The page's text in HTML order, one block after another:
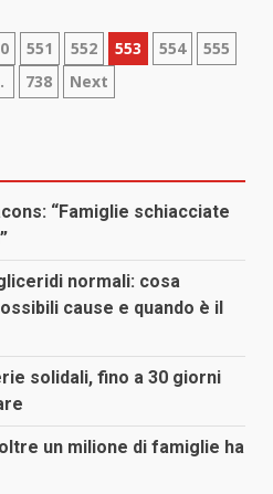
551 552 553 554
555
738 Next
“Famiglie schiacciate
normali: cosa
cause e quando è il
solidali, fino a 30 giorni
un milione di famiglie ha